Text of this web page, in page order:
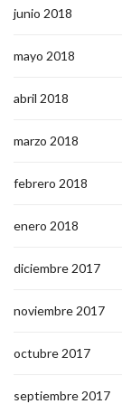
junio 2018
mayo 2018
abril 2018
marzo 2018
febrero 2018
enero 2018
diciembre 2017
noviembre 2017
octubre 2017
septiembre 2017